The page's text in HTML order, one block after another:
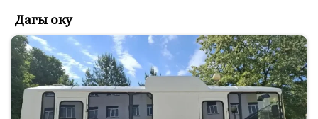
Дагы оку